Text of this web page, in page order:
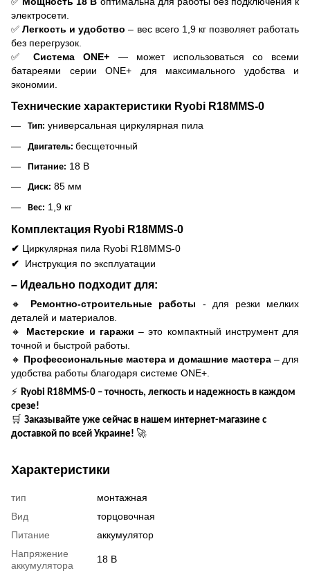
электросети.
✅Легкость и удобство – вес всего 1,9 кг позволяет работать
без перегрузок.
✅Система ONE+ — может использоваться со всеми
батареями серии ONE+ для максимального удобства и
экономии.
Технические характеристики Ryobi R18MMS-0
Тип: универсальная циркулярная пила
Двигатель: бесщеточный
Питание: 18 В
Диск: 85 мм
Вес: 1,9 кг
Комплектация Ryobi R18MMS-0
✔ Циркулярная пила Ryobi R18MMS-0
✔
Инструкция по эксплуатации
– Идеально подходит для:
🔸 Ремонтно-строительные работы - для резки мелких
деталей и материалов.
🔸 Мастерские и гаражи – это компактный инструмент для
точной и быстрой работы.
🔸 Профессиональные мастера и домашние мастера – для
удобства работы благодаря системе ONE+.
⚡ Ryobi R18MMS-0 – точность, легкость и надежность в каждом
срезе!
🛒 Заказывайте уже сейчас в нашем интернет-магазине с
доставкой по всей Украине! 🚀
Характеристики
тип
монтажная
Вид
торцовочная
Питание
аккумулятор
Напряжение
аккумулятора
18 В